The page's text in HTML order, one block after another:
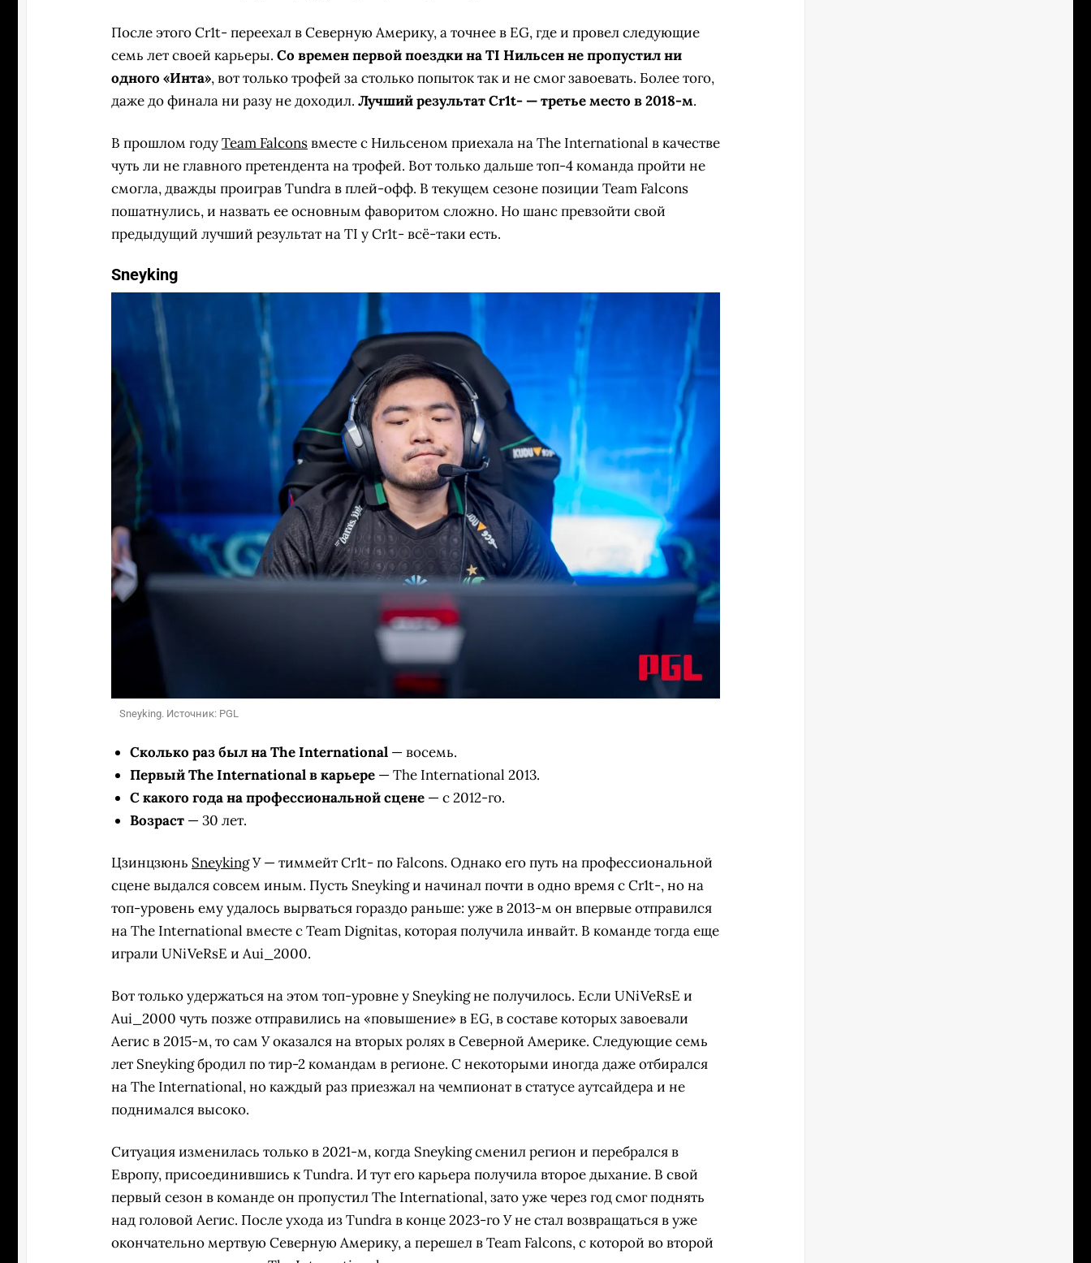
После этого Cr1t- переехал в Северную Америку, а точнее в EG, где и провел следующие
семь лет своей карьеры. Со времен первой поездки на TI Нильсен не пропустил ни
одного «Инта», вот только трофей за столько попыток так и не смог завоевать. Более того,
даже до финала ни разу не доходил. Лучший результат Cr1t- — третье место в 2018-м.
В прошлом годуTeam Falconsвместе с Нильсеном приехала на The International в качестве
чуть ли не главного претендента на трофей. Вот только дальше топ-4 команда пройти не
смогла, дважды проиграв Tundra в плей-офф. В текущем сезоне позиции Team Falcons
пошатнулись, и назвать ее основным фаворитом сложно. Но шанс превзойти свой
предыдущий лучший результат на TI у Cr1t- всё-таки есть.
Sneyking
Sneyking. Источник: PGL
Сколько раз был на The International — восемь.
Первый The International в карьере — The International 2013.
С какого года на профессиональной сцене — с 2012-го.
Возраст — 30 лет.
Цзинцзюнь SneykingУ — тиммейт Cr1t- по Falcons. Однако его путь на профессиональной
сцене выдался совсем иным. Пусть Sneyking и начинал почти в одно время с Cr1t-, но на
топ-уровень ему удалось вырваться гораздо раньше: уже в 2013-м он впервые отправился
на The International вместе с Team Dignitas, которая получила инвайт. В команде тогда еще
играли UNiVeRsE и Aui_2000.
Вот только удержаться на этом топ-уровне у Sneyking не получилось. Если UNiVeRsE и
Aui_2000 чуть позже отправились на «повышение» в EG, в составе которых завоевали
Аегис в 2015-м, то сам У оказался на вторых ролях в Северной Америке. Следующие семь
лет Sneyking бродил по тир-2 командам в регионе. С некоторыми иногда даже отбирался
на The International, но каждый раз приезжал на чемпионат в статусе аутсайдера и не
поднимался высоко.
Ситуация изменилась только в 2021-м, когда Sneyking сменил регион и перебрался в
Европу, присоединившись к Tundra. И тут его карьера получила второе дыхание. В свой
первый сезон в команде он пропустил The International, зато уже через год смог поднять
над головой Аегис. После ухода из Tundra в конце 2023-го У не стал возвращаться в уже
окончательно мертвую Северную Америку, а перешел в Team Falcons, с которой во второй